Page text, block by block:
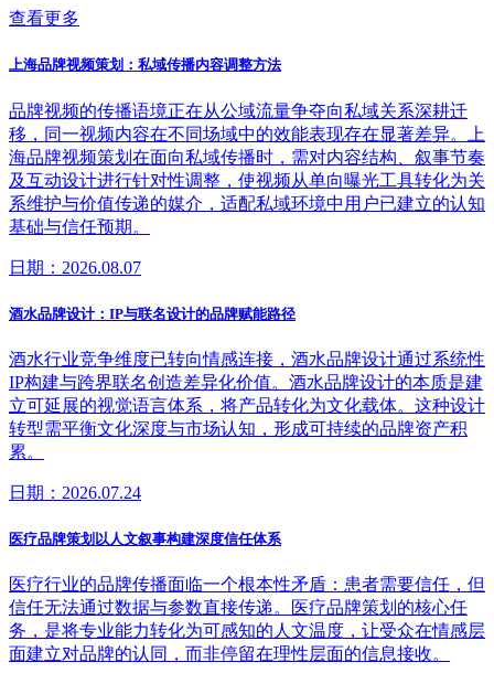
查看更多
上海品牌视频策划：私域传播内容调整方法
品牌视频的传播语境正在从公域流量争夺向私域关系深耕迁
移，同一视频内容在不同场域中的效能表现存在显著差异。上
海品牌视频策划在面向私域传播时，需对内容结构、叙事节奏
及互动设计进行针对性调整，使视频从单向曝光工具转化为关
系维护与价值传递的媒介，适配私域环境中用户已建立的认知
基础与信任预期。
日期：2026.08.07
酒水品牌设计：IP与联名设计的品牌赋能路径
酒水行业竞争维度已转向情感连接，酒水品牌设计通过系统性
IP构建与跨界联名创造差异化价值。酒水品牌设计的本质是建
立可延展的视觉语言体系，将产品转化为文化载体。这种设计
转型需平衡文化深度与市场认知，形成可持续的品牌资产积
累。
日期：2026.07.24
医疗品牌策划以人文叙事构建深度信任体系
医疗行业的品牌传播面临一个根本性矛盾：患者需要信任，但
信任无法通过数据与参数直接传递。医疗品牌策划的核心任
务，是将专业能力转化为可感知的人文温度，让受众在情感层
面建立对品牌的认同，而非停留在理性层面的信息接收。